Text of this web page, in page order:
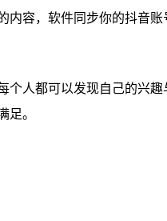
内容，软件同步你的抖音
个人都可以发现自己的兴
足。